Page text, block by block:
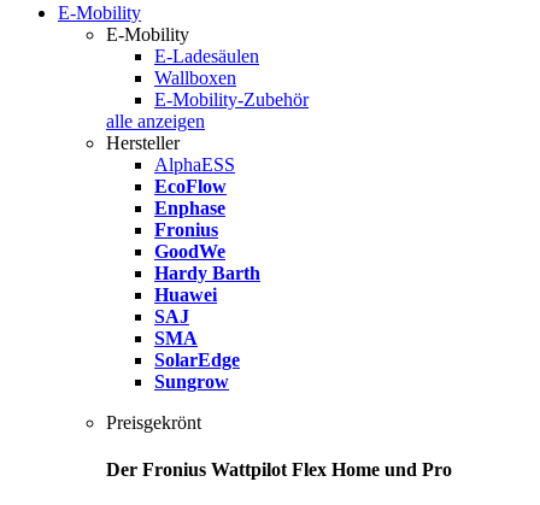
E-Mobility
E-Mobility
E-Ladesäulen
Wallboxen
E-Mobility-Zubehör
alle anzeigen
Hersteller
AlphaESS
EcoFlow
Enphase
Fronius
GoodWe
Hardy Barth
Huawei
SAJ
SMA
SolarEdge
Sungrow
Preisgekrönt
Der Fronius Wattpilot Flex Home und Pro